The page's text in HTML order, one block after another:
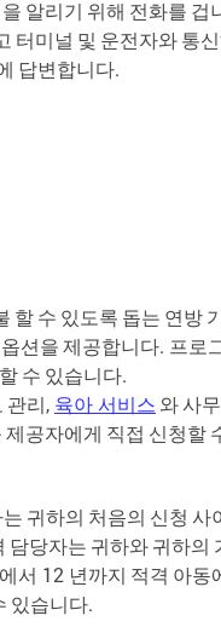
알리기 위해 전화를 겁
터미널 및 운전자와통
답변합니다.
할수 있도록 돕는 연방
옵션을제공합니다. 프로
수 있습니다.
관리, 육아서비스 와사
제공자에게 직접 신청할
귀하의 처음의 신청 사
담당자는 귀하와귀하의
서 12 년까지 적격 아동
있습니다.